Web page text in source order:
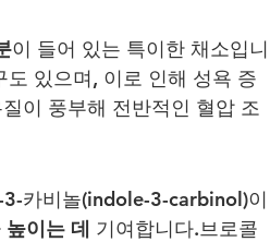
이 들어 있는 특이한 채소입니
있으며, 이로 인해 성욕 증
이 풍부해 전반적인 혈압 조
카비놀(indole-3-carbinol)이
이는 데 기여합니다.브로콜